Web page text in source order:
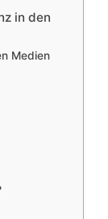
in den
Medien